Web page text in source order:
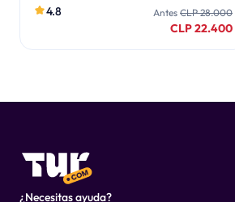
4.8 Antes CLP 28.000
CLP 22.400
¿Necesitas ayuda?